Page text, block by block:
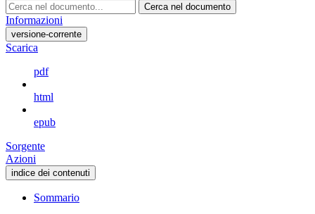
Cerca nel documento
Informazioni
versione-corrente
Scarica
pdf
html
epub
Sorgente
Azioni
indice dei contenuti
Sommario